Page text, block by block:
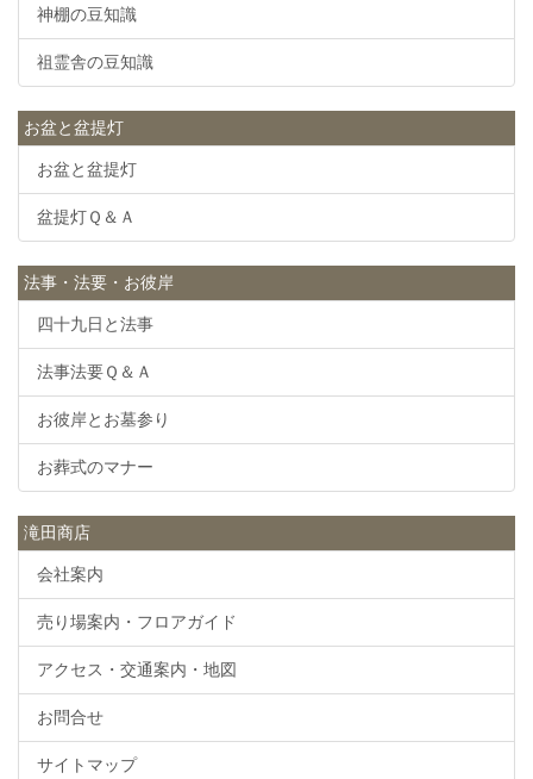
神棚の豆知識
祖霊舎の豆知識
お盆と盆提灯
お盆と盆提灯
盆提灯Ｑ＆Ａ
法事・法要・お彼岸
四十九日と法事
法事法要Ｑ＆Ａ
お彼岸とお墓参り
お葬式のマナー
滝田商店
会社案内
売り場案内・フロアガイド
アクセス・交通案内・地図
お問合せ
サイトマップ